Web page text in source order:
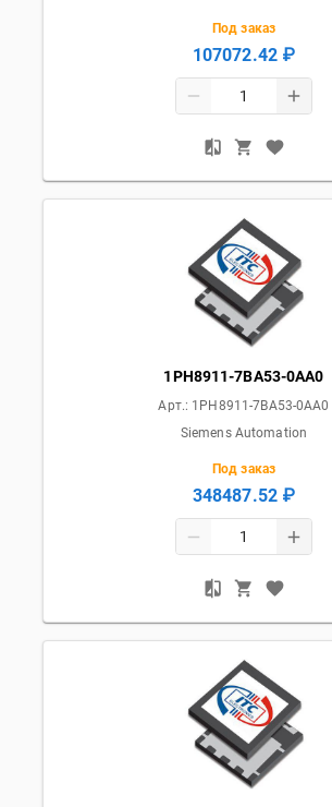
Под заказ
107072.42 ₽
1PH8911-7BA53-0AA0
Арт.: 1PH8911-7BA53-0AA0
Siemens Automation
Под заказ
348487.52 ₽